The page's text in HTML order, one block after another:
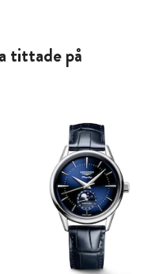
tittade på